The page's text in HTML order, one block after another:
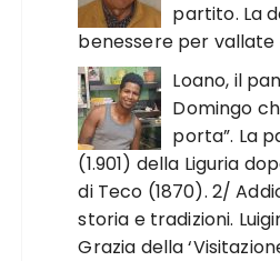
partito. La
benessere per vallate
Loano, il
Domingo
porta”. La
(1.901) della Liguria
di Teco (1870). 2/
storia e tradizioni.
Grazia della